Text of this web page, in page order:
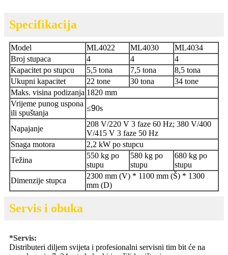
Specifikacija
Model ML4022 ML4030
ML4034
Broj stupaca
4 4
4
Kapacitet po stupcu
5,5 tona 7,5 tona
8,5 tona
Ukupni kapacitet
22 tone 30 tona
34 tone
Maks. visina podizanja 1820 mm
Vrijeme punog uspona
ili spuštanja
≤90s
Napajanje
208 V/220 V 3 faze 60 Hz; 380 V/400
V/415 V 3 faze 50 Hz
Snaga motora
2,2 kW po stupcu
Težina
550 kg po
stupu
580 kg po
stupu
680 kg po
stupu
Dimenzije stupca
2300 mm (V) * 1100 mm (Š) * 1300
mm (D)
Servis i obuka
*Servis:
Distributeri diljem svijeta i profesionalni servisni tim bit će na